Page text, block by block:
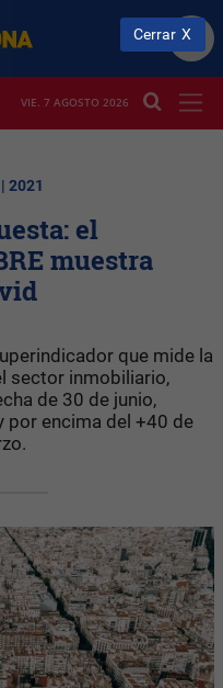
VIE. 7 AGOSTO 2026
2021
el
muestra
que mide la
sector inmobiliario,
de 30 de junio,
por encima del +40 de
Cerrar